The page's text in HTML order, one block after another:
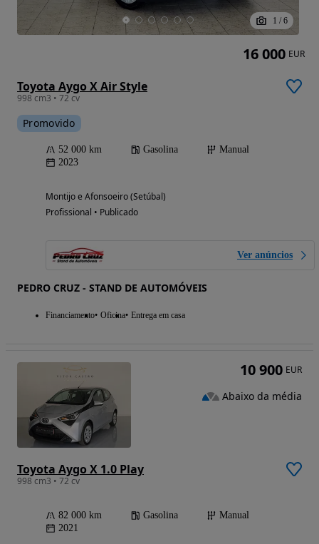
1 / 6
Toyota Aygo X Air Style
998 cm3 • 72 cv
Promovido
52 000 km Gasolina
Manual
2023
Montijo e Afonsoeiro (Setúbal)
Profissional • Publicado
Ver anúncios
PEDRO CRUZ - STAND DE AUTOMÓVEIS
Financiamento Oficina Entrega em casa
16 000 EUR
Toyota Aygo X 1.0 Play
998 cm3 • 72 cv
82 000 km Gasolina
Manual
2021
10 900 EUR
Abaixo da média